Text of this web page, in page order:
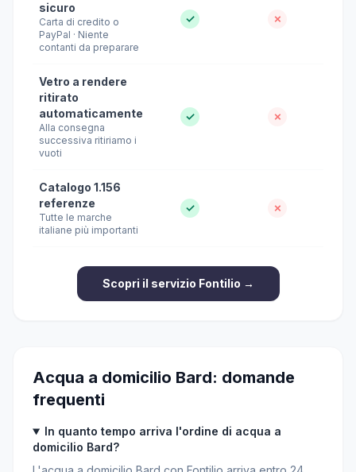
sicuro
Carta di credito o
PayPal · Niente
contanti da preparare
✓ ✗
Vetro a rendere
ritirato
automaticamente
Alla consegna
successiva ritiriamo i
vuoti
✓ ✗
Catalogo 1.156
referenze
Tutte le marche
italiane più importanti
✓ ✗
Scopri il servizio Fontilio →
Acqua a domicilio Bard: domande
frequenti
In quanto tempo arriva l'ordine di acqua a
domicilio Bard?